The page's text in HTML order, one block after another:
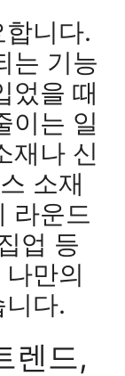
니다.
는 기능
었을 때
이는 일
재나 신
소재
라운드
업 등
만의
다.
렌드,